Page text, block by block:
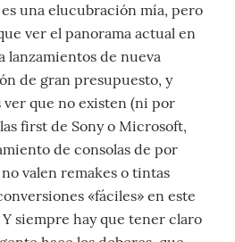
una elucubración mía, pero
ver el panorama actual en
lanzamientos de nueva
de gran presupuesto, y
ver que no existen (ni por
first de Sony o Microsoft,
de consolas de por
valen remakes o tintas
«fáciles» en este
Y siempre hay que tener claro